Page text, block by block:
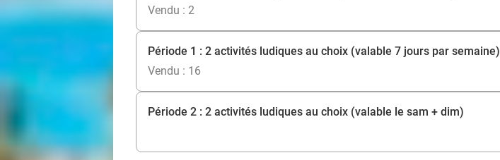
Vendu : 2
Période 1 : 2 activités ludiques au choix (valable 7 jours par semaine)
Vendu : 16
Période 2 : 2 activités ludiques au choix (valable le sam + dim)